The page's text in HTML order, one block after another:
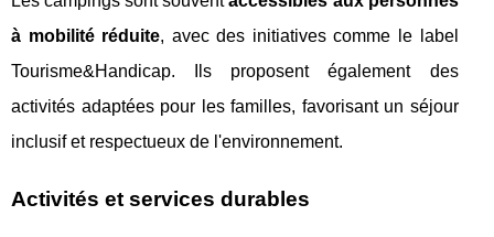
à mobilité réduite, avec des initiatives comme le label
Tourisme&Handicap. Ils proposent également des
activités adaptées pour les familles, favorisant un séjour
inclusif et respectueux de l'environnement.
Activités et services durables